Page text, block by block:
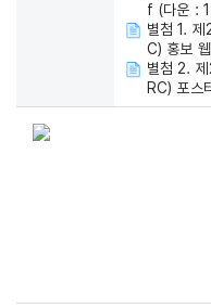
f (다운 :
별첨 1.
C) 홍보
별첨 2.
RC) 포스